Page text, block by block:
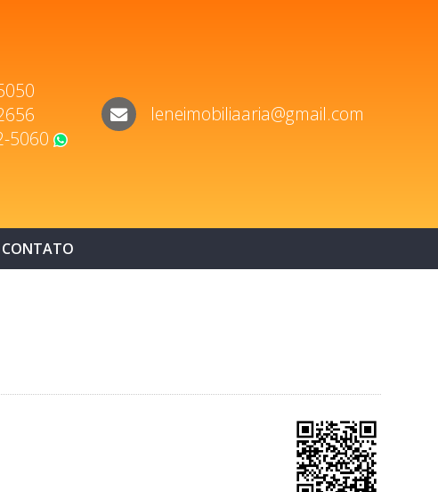
5060
leneimobiliaaria@gmail.com
CONTATO